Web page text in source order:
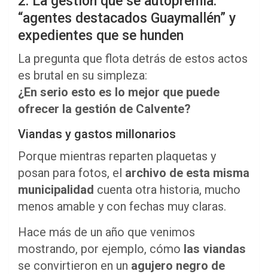
“agentes destacados Guaymallén” y
expedientes que se hunden
La pregunta que flota detrás de estos actos
es brutal en su simpleza:
¿En serio esto es lo mejor que puede
ofrecer la gestión de Calvente?
Viandas y gastos millonarios
Porque mientras reparten plaquetas y
posan para fotos, el archivo de esta misma
municipalidad cuenta otra historia, mucho
menos amable y con fechas muy claras.
Hace más de un año que venimos
mostrando, por ejemplo, cómo las viandas
se convirtieron en un agujero negro de